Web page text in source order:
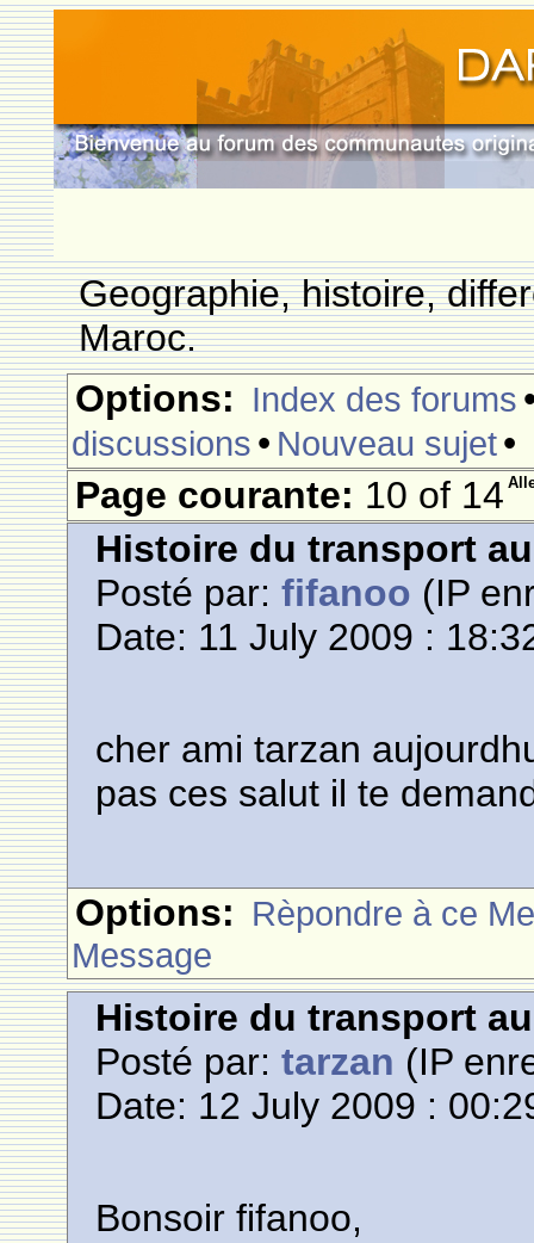
Geographie, histoire,
Maroc.
Options: Index des forums
discussions • Nouveau sujet•
Page courante: 10 of 14
Histoire du transport
Posté par:fifanoo (IP
Date: 11 July 2009 :
cher ami tarzan
pas ces salut il te
Options: Rèpondre à ce
Message
Histoire du transport
Posté par:tarzan (IP
Date: 12 July 2009 :
Bonsoir fifanoo,